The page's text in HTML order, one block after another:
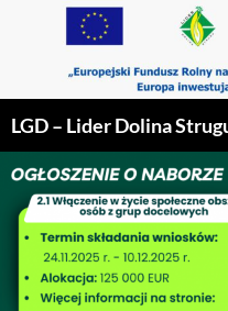
LGD – Lider Dolina